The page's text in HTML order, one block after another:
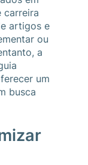
carreira
artigos e
ou
a
um
busca